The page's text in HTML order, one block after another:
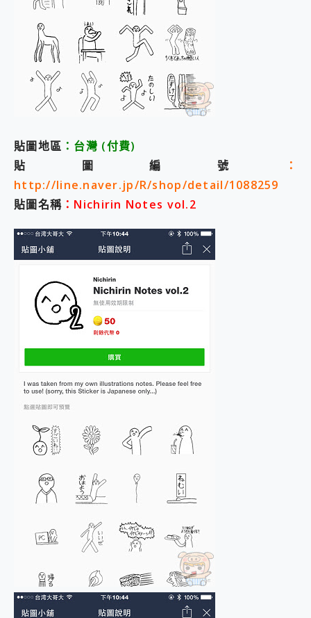
貼圖地區 ：台灣 (付費)
貼圖編號
：
http://line.naver.jp/R/shop/detail/1088259
貼圖名稱 ：Nichirin Notes vol.2